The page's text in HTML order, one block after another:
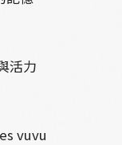
活力
vuvu